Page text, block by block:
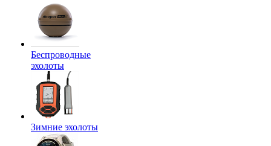
Беспроводные
эхолоты
Зимние эхолоты